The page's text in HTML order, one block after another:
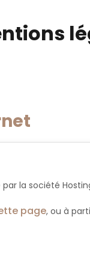
la société
page, ou à